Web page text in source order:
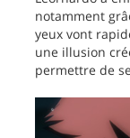
notamment
yeux vont
une illusion
permettre de